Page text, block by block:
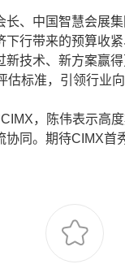
中国智慧会展集
行带来的预算收
技术、新方案赢得
标准，引领行业
，陈伟表示高度
同。期待CIMX首